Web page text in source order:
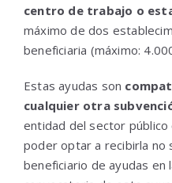
centro de trabajo o
máximo de dos
beneficiaria (máximo:
Estas ayudas son
cualquier otra
entidad del sector
poder optar a recibirla no
beneficiario de ayudas en